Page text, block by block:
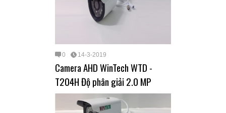
0 14-3-2019
Camera AHD WinTech WTD -
T204H Độ phân giải 2.0 MP